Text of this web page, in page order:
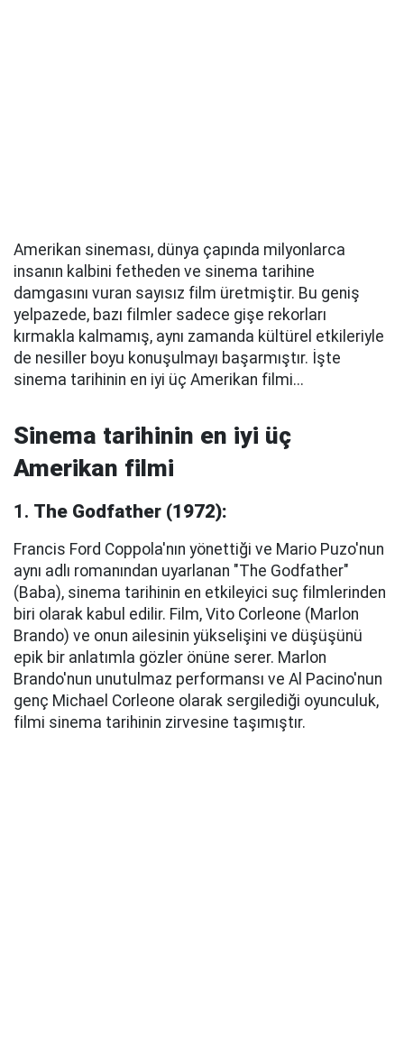
Amerikan sineması, dünya çapında milyonlarca
insanın kalbini fetheden ve sinema tarihine
damgasını vuran sayısız film üretmiştir. Bu geniş
yelpazede, bazı filmler sadece gişe rekorları
kırmakla kalmamış, aynı zamanda kültürel etkileriyle
de nesiller boyu konuşulmayı başarmıştır. İşte
sinema tarihinin en iyi üç Amerikan filmi...
Sinema tarihinin en iyi üç
Amerikan filmi
1. The Godfather (1972):
Francis Ford Coppola'nın yönettiği ve Mario Puzo'nun
aynı adlı romanından uyarlanan "The Godfather"
(Baba), sinema tarihinin en etkileyici suç filmlerinden
biri olarak kabul edilir. Film, Vito Corleone (Marlon
Brando) ve onun ailesinin yükselişini ve düşüşünü
epik bir anlatımla gözler önüne serer. Marlon
Brando'nun unutulmaz performansı ve Al Pacino'nun
genç Michael Corleone olarak sergilediği oyunculuk,
filmi sinema tarihinin zirvesine taşımıştır.